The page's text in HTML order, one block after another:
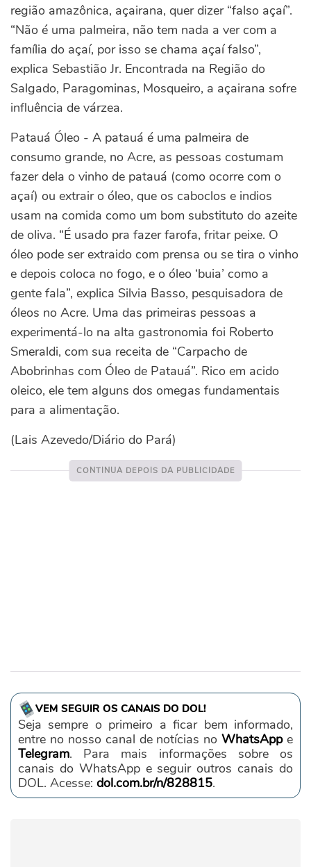
região amazônica, açairana, quer dizer “falso açaí”.
“Não é uma palmeira, não tem nada a ver com a
família do açaí, por isso se chama açaí falso”,
explica Sebastião Jr. Encontrada na Região do
Salgado, Paragominas, Mosqueiro, a açairana sofre
influência de várzea.
Patauá Óleo - A patauá é uma palmeira de
consumo grande, no Acre, as pessoas costumam
fazer dela o vinho de patauá (como ocorre com o
açaí) ou extrair o óleo, que os caboclos e indios
usam na comida como um bom substituto do azeite
de oliva. “É usado pra fazer farofa, fritar peixe. O
óleo pode ser extraido com prensa ou se tira o vinho
e depois coloca no fogo, e o óleo ‘buia’ como a
gente fala”, explica Silvia Basso, pesquisadora de
óleos no Acre. Uma das primeiras pessoas a
experimentá-lo na alta gastronomia foi Roberto
Smeraldi, com sua receita de “Carpacho de
Abobrinhas com Óleo de Patauá”. Rico em acido
oleico, ele tem alguns dos omegas fundamentais
para a alimentação.
(Lais Azevedo/Diário do Pará)
VEM SEGUIR OS CANAIS DO DOL!
Seja sempre o primeiro a ficar bem informado,
entre no nosso canal de notícias noWhatsAppe
Telegram. Para mais informações sobre os
canais do WhatsApp e seguir outros canais do
DOL. Acesse: dol.com.br/n/828815.